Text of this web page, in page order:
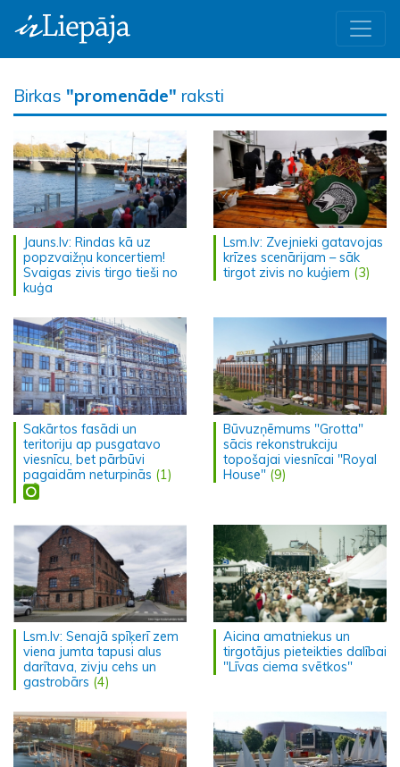
Birkas "promenāde" raksti
Jauns.lv: Rindas kā uz
popzvaižņu koncertiem!
Svaigas zivis tirgo tieši no
kuģa
Lsm.lv: Zvejnieki gatavojas
krīzes scenārijam – sāk
tirgot zivis no kuģiem (3)
Sakārtos fasādi un
teritoriju ap pusgatavo
viesnīcu, bet pārbūvi
pagaidām neturpinās (1)
Būvuzņēmums "Grotta"
sācis rekonstrukciju
topošajai viesnīcai "Royal
House" (9)
Lsm.lv: Senajā spīķerī zem
viena jumta tapusi alus
darītava, zivju cehs un
gastrobārs (4)
Aicina amatniekus un
tirgotājus pieteikties dalībai
"Līvas ciema svētkos"